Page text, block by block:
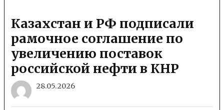
Казахстан и РФ подписали
рамочное соглашение по
увеличению поставок
российской нефти в КНР
28.05.2026